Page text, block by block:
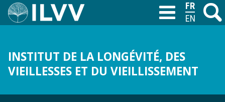
Aller
au
M
INSTITUT DE LA LONGÉVITÉ, DES
VIEILLESSES ET DU VIEILLISSEMENT
T
FRANÇAIS
ENGLISH